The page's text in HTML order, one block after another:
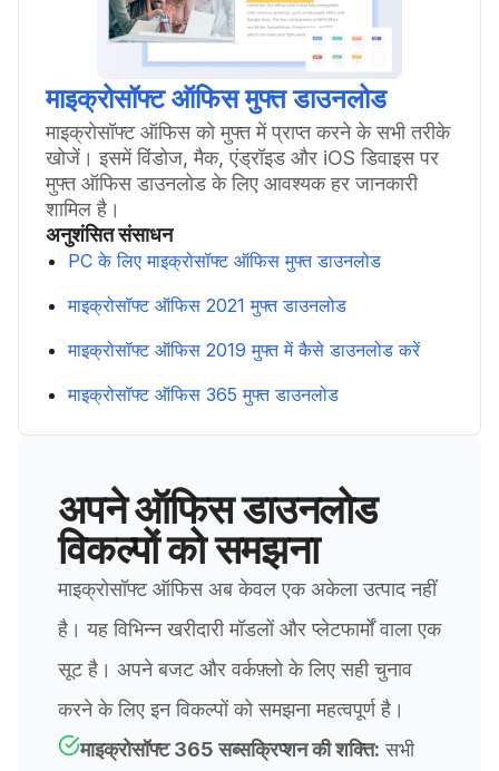
माइक्रोसॉफ्ट ऑफिस मुफ्त डाउनलोड
माइक्रोसॉफ्ट ऑफिस को मुफ्त में प्राप्त करने के सभी तरीके
खोजें। इसमें विंडोज, मैक, एंड्रॉइड और iOS डिवाइस पर
मुफ्त ऑफिस डाउनलोड के लिए आवश्यक हर जानकारी
शामिल है।
अनुशंसित संसाधन
PC के लिए माइक्रोसॉफ्ट ऑफिस मुफ्त डाउनलोड
माइक्रोसॉफ्ट ऑफिस 2021 मुफ्त डाउनलोड
माइक्रोसॉफ्ट ऑफिस 2019 मुफ्त में कैसे डाउनलोड करें
माइक्रोसॉफ्ट ऑफिस 365 मुफ्त डाउनलोड
अपने ऑफिस डाउनलोड
विकल्पों को समझना
माइक्रोसॉफ्ट ऑफिस अब केवल एक अकेला उत्पाद नहीं
है। यह विभिन्न खरीदारी मॉडलों और प्लेटफार्मों वाला एक
सूट है। अपने बजट और वर्कफ़्लो के लिए सही चुनाव
करने के लिए इन विकल्पों को समझना महत्वपूर्ण है।
माइक्रोसॉफ्ट 365 सब्सक्रिप्शन की शक्ति: सभी